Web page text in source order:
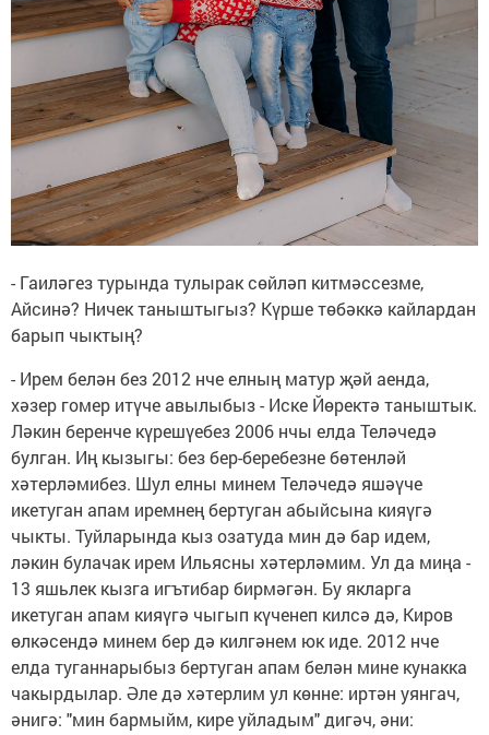
- Гаиләгез турында тулырак сөйләп китмәссезме,
Айсинә? Ничек таныштыгыз? Күрше төбәккә кайлардан
барып чыктың?
- Ирем белән без 2012 нче елның матур җәй аенда,
хәзер гомер итүче авылыбыз - Иске Йөректә таныштык.
Ләкин беренче күрешүебез 2006 нчы елда Теләчедә
булган. Иң кызыгы: без бер-беребезне бөтенләй
хәтерләмибез. Шул елны минем Теләчедә яшәүче
икетуган апам иремнең бертуган абыйсына кияүгә
чыкты. Туйларында кыз озатуда мин дә бар идем,
ләкин булачак ирем Ильясны хәтерләмим. Ул да миңа -
13 яшьлек кызга игътибар бирмәгән. Бу якларга
икетуган апам кияүгә чыгып күченеп килсә дә, Киров
өлкәсендә минем бер дә килгәнем юк иде. 2012 нче
елда туганнарыбыз бертуган апам белән мине кунакка
чакырдылар. Әле дә хәтерлим ул көнне: иртән уянгач,
әнигә: "мин бармыйм, кире уйладым" дигәч, әни: